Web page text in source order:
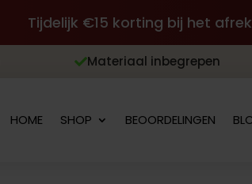
Tijdelijk €15 korting bij het
Materiaal inbegrepen
HOME SHOP BEOORDELINGEN